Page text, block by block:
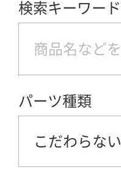
検索キーワード
パーツ種類
こだわらない